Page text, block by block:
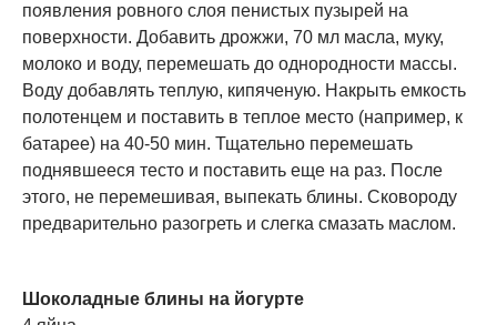
появления ровного слоя пенистых пузырей на
поверхности. Добавить дрожжи, 70 мл масла, муку,
молоко и воду, перемешать до однородности массы.
Воду добавлять теплую, кипяченую. Накрыть емкость
полотенцем и поставить в теплое место (например, к
батарее) на 40-50 мин. Тщательно перемешать
поднявшееся тесто и поставить еще на раз. После
этого, не перемешивая, выпекать блины. Сковороду
предварительно разогреть и слегка смазать маслом.
Шоколадные блины на йогурте